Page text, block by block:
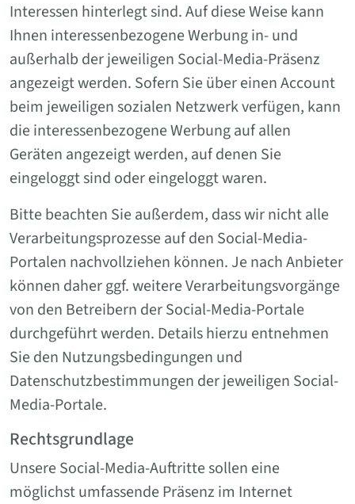
Interessen hinterlegt sind. Auf diese Weise kann
Ihnen interessenbezogene Werbung in- und
außerhalb der jeweiligen Social-Media-Präsenz
angezeigt werden. Sofern Sie über einen Account
beim jeweiligen sozialen Netzwerk verfügen, kann
die interessenbezogene Werbung auf allen
Geräten angezeigt werden, auf denen Sie
eingeloggt sind oder eingeloggt waren.
Bitte beachten Sie außerdem, dass wir nicht alle
Verarbeitungsprozesse auf den Social-Media-
Portalen nachvollziehen können. Je nach Anbieter
können daher ggf. weitere Verarbeitungsvorgänge
von den Betreibern der Social-Media-Portale
durchgeführt werden. Details hierzu entnehmen
Sie den Nutzungsbedingungen und
Datenschutzbestimmungen der jeweiligen Social-
Media-Portale.
Rechtsgrundlage
Unsere Social-Media-Auftritte sollen eine
möglichst umfassende Präsenz im Internet